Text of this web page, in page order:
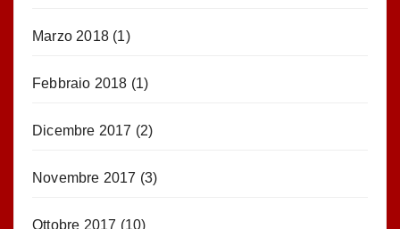
Marzo 2018 (1)
Febbraio 2018 (1)
Dicembre 2017 (2)
Novembre 2017 (3)
Ottobre 2017 (10)